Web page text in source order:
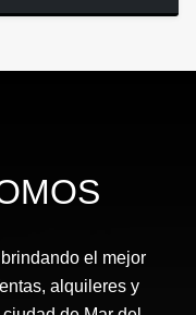
el mejor
alquileres y